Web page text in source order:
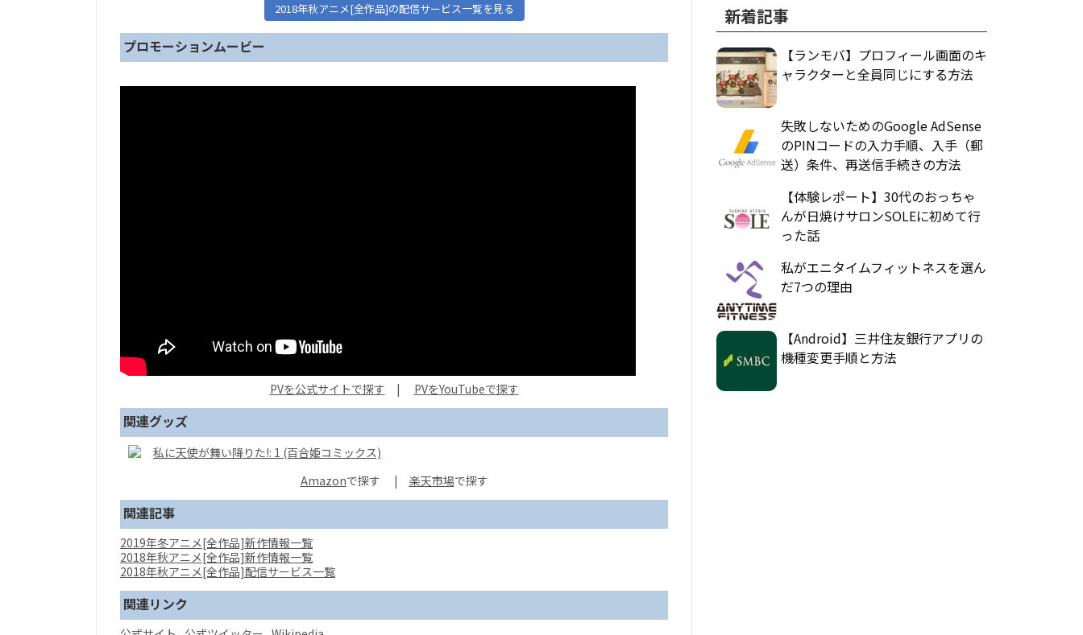
2018年秋アニメ[全作品]の配信サービス一覧を見る
プロモーションムービー
PVを公式サイトで探す | PVをYouTubeで探す
関連グッズ
私に天使が舞い降りた!: 1 (百合姫コミックス)
Amazonで探す | 楽天市場
関連記事
2019年冬アニメ[全作品]新作情報一覧
2018年秋アニメ[全作品]新作情報一覧
2018年秋アニメ[全作品]配信サービス一覧
関連リンク
新着記事
【ランモバ】プロフィール画面のキ
ャラクターと全員同じにする方法
失敗しないためのGoogle AdSense
のPINコードの入力手順、入手（郵
送）条件、再送信手続きの方法
【体験レポート】30代のおっちゃ
んが日焼けサロンSOLEに初めて行
った話
私がエニタイムフィットネスを選ん
だ7つの理由
【Android】三井住友銀行アプリの
機種変更手順と方法